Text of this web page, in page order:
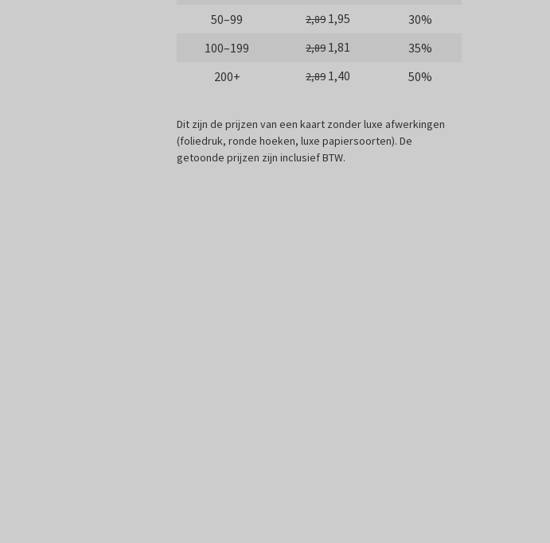
50–99
2,89 1,95
30%
100–199
2,89 1,81
35%
200+
2,89 1,40 50%
Dit zijn de prijzen van een kaart zonder luxe afwerkingen
(foliedruk, ronde hoeken, luxe papiersoorten). De
getoonde prijzen zijn inclusief BTW.